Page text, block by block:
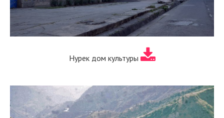
Нурек дом культуры